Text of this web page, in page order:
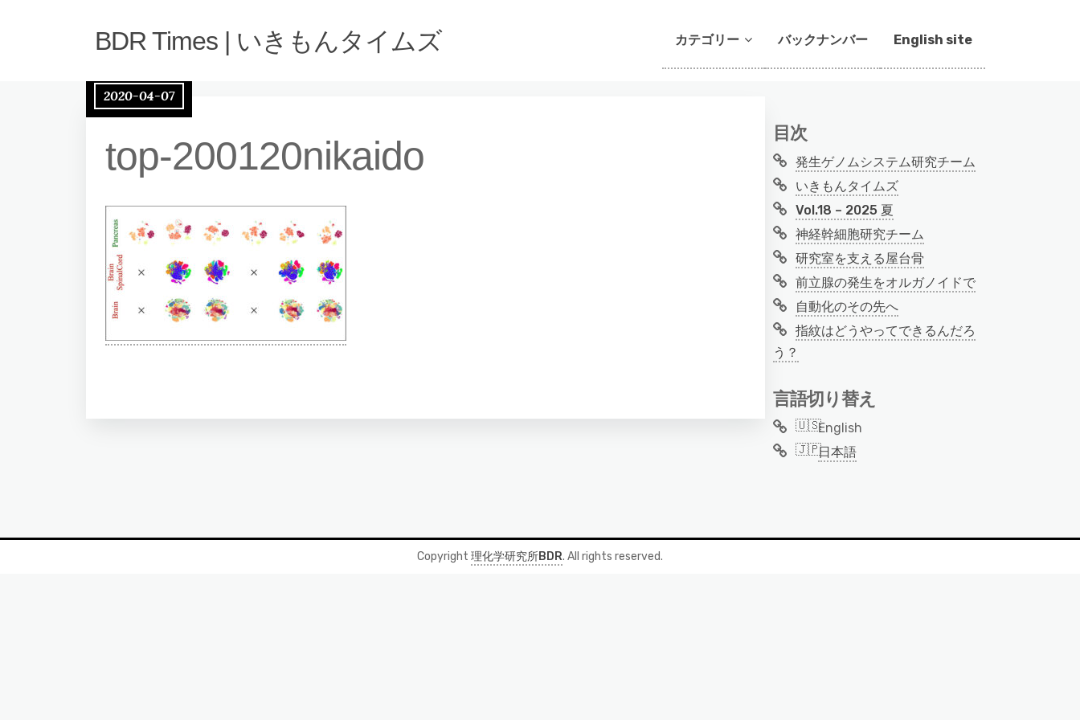
BDR Times | いきもんタイムズ カテゴリー バックナンバー English site
2020-04-07
top-200120nikaido
目次
発生ゲノムシステム研究チーム
いきもんタイムズ
Vol.18 – 2025 夏
神経幹細胞研究チーム
研究室を支える屋台骨
前立腺の発生をオルガノイドで
自動化のその先へ
指紋はどうやってできるんだろ
う？
言語切り替え
English
日本語
Copyright 理化学研究所BDR. All rights reserved.